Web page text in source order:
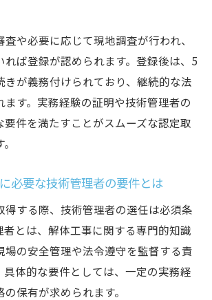
や必要に応じて現地調査が行われ、
れば登録が認められます。登録後は、5
きが義務付けられており、継続的な法
ます。実務経験の証明や技術管理者の
要件を満たすことがスムーズな認定取
必要な技術管理者の要件とは
得する際、技術管理者の選任は必須条
者とは、解体工事に関する専門的知識
場の安全管理や法令遵守を監督する責
具体的な要件としては、一定の実務経
保有が求められます。